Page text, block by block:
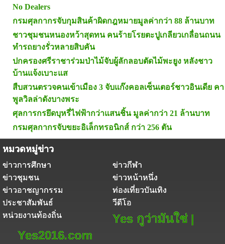
No Dealers
กรมศุลกากรจับกุมสินค้าผิดกฎหมายมูลค่ากว่า 88 ล้านบาท
ชาวชุมชนหนองหว้าสุดทน คนร้ายโรยตะปูเกลียวเกลื่อนถนน
ทำรถยางรั่วหลายสิบคัน
ปกครองศรีราชาร่วมป่าไม้จับผู้ลักลอบตัดไม้พะยูง หลังชาว
บ้านแจ้งเบาะแส
สืบสวนตรวจคนเข้าเมือง 3 จับแก๊งคอลเซ็นเตอร์ชาวอินเดีย คา
พูลวิลล่าดังบางพระ
ศุลการกรยึดบุหรี่ไฟฟ้ากว่าแสนชิ้น มูลค่ากว่า 21 ล้านบาท
กรมศุลกากรจับขยะอิเล็กทรอนิกส์ กว่า 256 ตัน
หมวดหมู่ข่าว
ข่าวการศึกษา
ข่าวกีฬา
ข่าวชุมชน
ข่าวหน้าหนึ่ง
ข่าวอาชญากรรม
ท่องเที่ยวบันเทิง
ประชาสัมพันธ์
วีดีโอ
หน่วยงานท้องถิ่น
Yes กูว่ามันใช่ |
Yes2016.com